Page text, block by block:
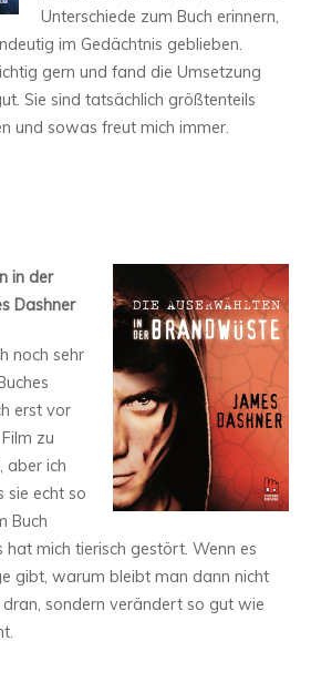
Unterschiede zum Buch erinnern,
im Gedächtnis geblieben.
gern und fand die Umsetzung
Sie sind tatsächlich größtenteils
und sowas freut mich immer.
in der
Dashner
noch sehr
erst vor
zu
aber ich
sie echt so
Buch
mich tierisch gestört. Wenn es
gibt, warum bleibt man dann nicht
sondern verändert so gut wie